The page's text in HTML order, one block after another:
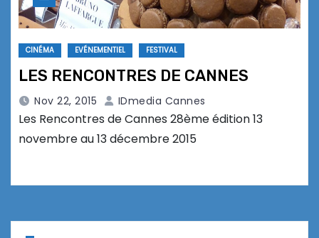
CINÉMA EVÉNEMENTIEL FESTIVAL
LES RENCONTRES DE CANNES
Nov 22, 2015 IDmedia Cannes
Les Rencontres de Cannes 28ème édition 13
novembre au 13 décembre 2015